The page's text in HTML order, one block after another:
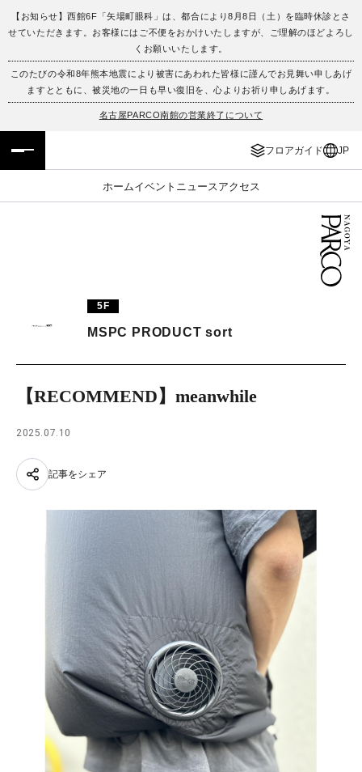
【お知らせ】西館6F「矢場町眼科」は、都合により8月8日（土）を臨時休診とさ
せていただきます。お客様にはご不便をおかけいたしますが、ご理解のほどよろし
くお願いいたします。
このたびの令和8年熊本地震により被害にあわれた皆様に謹んでお見舞い申しあげ
ますとともに、被災地の一日も早い復旧を、心よりお祈り申しあげます。
名古屋PARCO南館の営業終了について
フロアガイド JP
ホームイベント ニュース アクセス
施設案内・アクセス
レストラン・カフェ
PARCOメンバーズ
繁体字
ภาษาไทย
5F
MSPC PRODUCT sort
【RECOMMEND】meanwhile
2025.07.10
記事をシェア